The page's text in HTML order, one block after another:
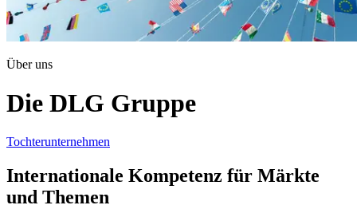
Über uns
Die DLG Gruppe
Tochterunternehmen
Internationale Kompetenz für Märkte
und Themen